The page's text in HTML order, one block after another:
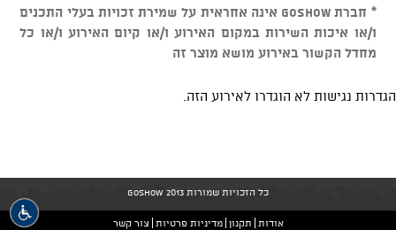
* חברת GOSHOW אינה אחראית על שמירת זכויות בעלי התכנים
ו/או איכות השירות במקום האירוע ו/או קיום האירוע ו/או כל
מחדל הקשור באירוע מושא מוצר זה
הגדרות נגישות לא הוגדרו לאירוע הזה.
כל הזכויות שמורות GoShow 2013
אודות תקנון מדיניות פרטיות צור קשר